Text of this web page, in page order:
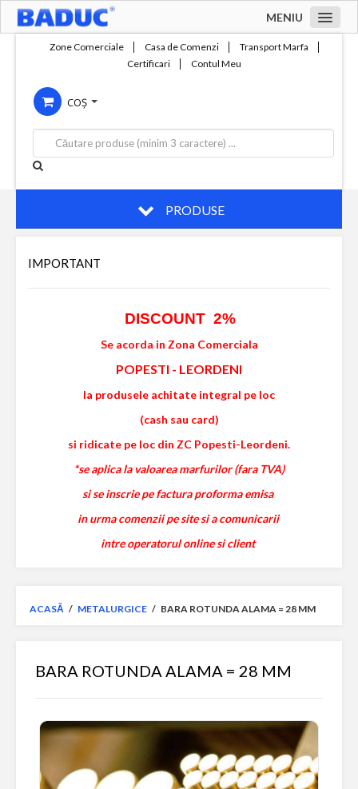
MENIU
Compania
Servicii
Productie
Contact
Zone Comerciale Casa de Comenzi
Transport Marfa
Certificari
Contul Meu
COȘ
PRODUSE
IMPORTANT
DISCOUNT 2%
Se acorda in Zona Comerciala
POPESTI - LEORDENI
la produsele achitate integral pe loc
(cash sau card)
si ridicate pe loc din ZC Popesti-Leordeni.
*se aplica la valoarea marfurilor (fara TVA)
si se inscrie pe factura proforma emisa
in urma comenzii pe site si a comunicarii
intre operatorul online si client
ACASĂ / METALURGICE / BARA ROTUNDA ALAMA = 28 MM
BARA ROTUNDA ALAMA = 28 MM